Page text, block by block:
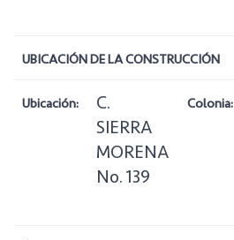
UBICACIÓN DE LA CONSTRUCCIÓN
Ubicación:
C.
SIERRA
MORENA
No. 139
Colonia: